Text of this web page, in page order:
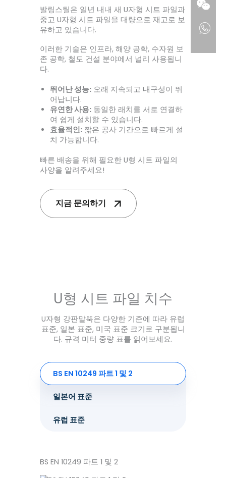
발링스틸은 일년 내내 새 U자형 시트 파일과
중고 U자형 시트 파일을 대량으로 재고로 보
유하고 있습니다.
이러한 기술은 인프라, 해양 공학, 수자원 보
존 공학, 철도 건설 분야에서 널리 사용됩니
다.
뛰어난 성능: 오래 지속되고 내구성이 뛰
어납니다.
유연한 사용: 동일한 래치를 서로 연결하
여 쉽게 설치할 수 있습니다.
효율적인: 짧은 공사 기간으로 빠르게 설
치 가능합니다.
빠른 배송을 위해 필요한 U형 시트 파일의
사양을 알려주세요!
지금 문의하기
U형 시트 파일 치수
U자형 강판말뚝은 다양한 기준에 따라 유럽
표준, 일본 표준, 미국 표준 크기로 구분됩니
다. 규격 미터 중량 표를 읽어보세요.
BS EN 10249 파트 1 및 2
일본어 표준
유럽 표준
BS EN 10249 파트 1 및 2